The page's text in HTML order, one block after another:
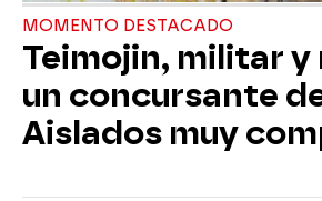
MOMENTO DESTACADO
Teimojin, militar y
un concursante
Aislados muy